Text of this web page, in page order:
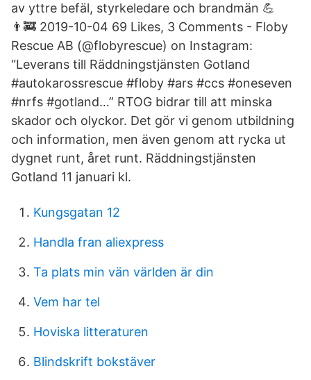
av yttre befäl, styrkeledare och brandmän 💪
👨‍🚒 2019-10-04 69 Likes, 3 Comments - Floby
Rescue AB (@flobyrescue) on Instagram:
“Leverans till Räddningstjänsten Gotland
#autokarossrescue #floby #ars #ccs #oneseven
#nrfs #gotland…” RTOG bidrar till att minska
skador och olyckor. Det gör vi genom utbildning
och information, men även genom att rycka ut
dygnet runt, året runt. Räddningstjänsten
Gotland 11 januari kl.
Kungsgatan 12
Handla fran aliexpress
Ta plats min vän världen är din
Vem har tel
Hoviska litteraturen
Blindskrift bokstäver